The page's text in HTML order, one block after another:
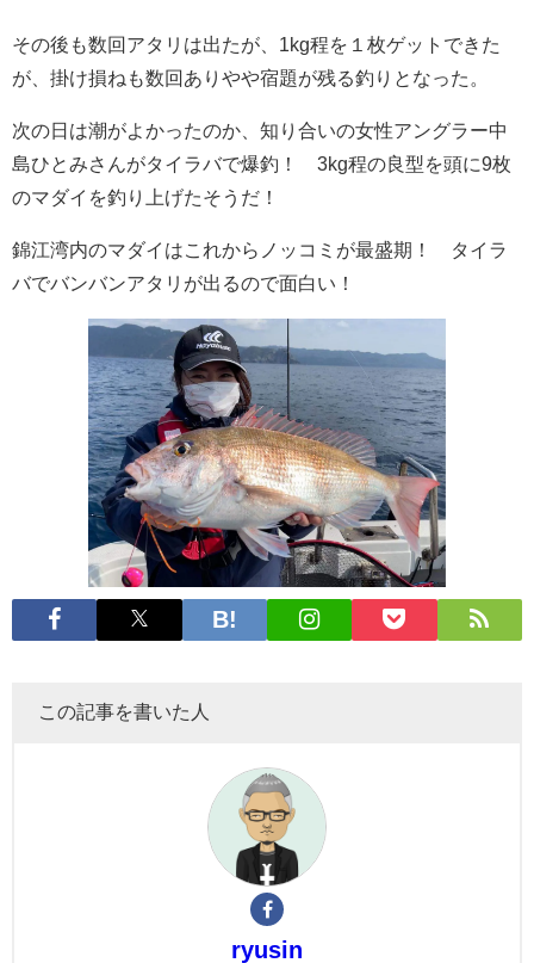
その後も数回アタリは出たが、1kg程を１枚ゲットできた
が、掛け損ねも数回ありやや宿題が残る釣りとなった。
次の日は潮がよかったのか、知り合いの女性アングラー中
島ひとみさんがタイラバで爆釣！ 3kg程の良型を頭に9枚
のマダイを釣り上げたそうだ！
錦江湾内のマダイはこれからノッコミが最盛期！ タイラ
バでバンバンアタリが出るので面白い！
この記事を書いた人
ryusin